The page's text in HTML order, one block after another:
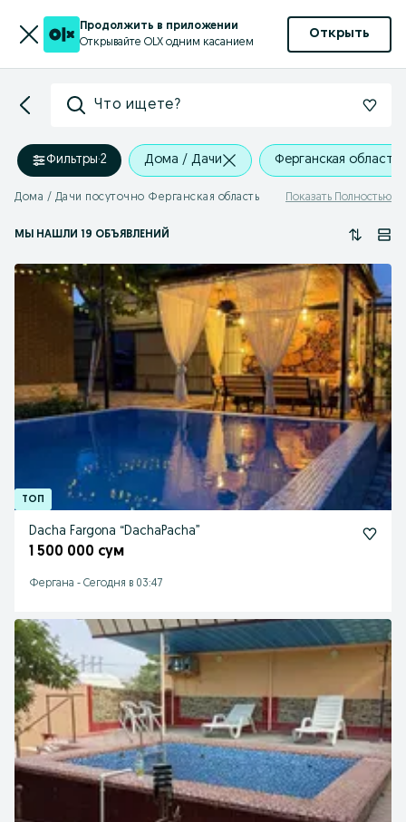
Продолжить в приложении
Открывайте OLX одним касанием
Открыть
Что ищете?
Фильтры·2 Дома / Дачи Ферганская область
Дома / Дачи посуточно Ферганская область Показать Полностью
МЫ НАШЛИ 19 ОБЪЯВЛЕНИЙ
Dacha Fargona “DachaPacha”
1 500 000 сум
Фергана - Сегодня в 03:47